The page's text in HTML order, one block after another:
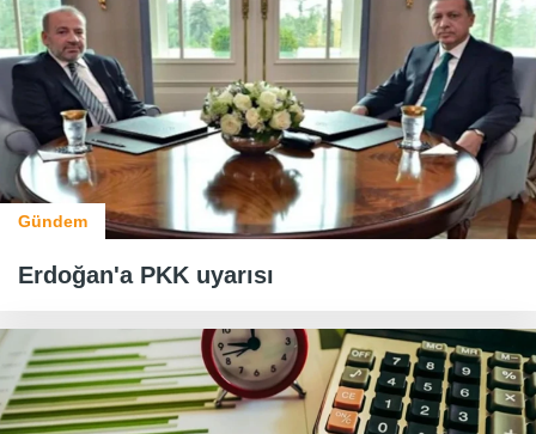
Gündem
Erdoğan'a PKK uyarısı